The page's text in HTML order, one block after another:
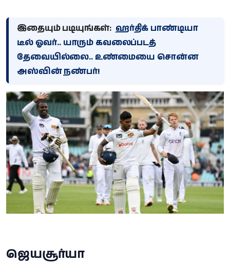
இதையும் படியுங்கள்: ஹர்திக் பாண்டியா
டீல் ஓவர்.. யாரும் கவலைப்படத்
தேவையில்லை.. உண்மையை சொன்ன
அஸ்வின் நண்பர்!
ஜெயசூர்யா